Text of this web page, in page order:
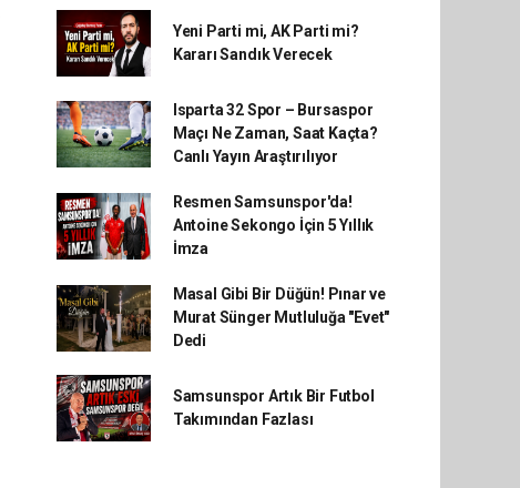
Yeni Parti mi, AK Parti mi?
Kararı Sandık Verecek
Isparta 32 Spor – Bursaspor
Maçı Ne Zaman, Saat Kaçta?
Canlı Yayın Araştırılıyor
Resmen Samsunspor'da!
Antoine Sekongo İçin 5 Yıllık
İmza
Masal Gibi Bir Düğün! Pınar ve
Murat Sünger Mutluluğa "Evet"
Dedi
Samsunspor Artık Bir Futbol
Takımından Fazlası